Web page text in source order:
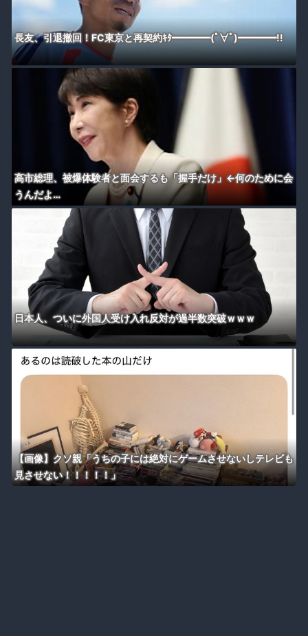
長友、引退撤回！FC東京と再契約ｷﾀ━━━━(ﾟ∀ﾟ)━━━━!!
高市総理、被爆体験者と面会するも「握手だけ」←何のために会
うんだよ…
日本人、ついに外国人受け入れ反対が過半数突破ｗｗｗ
【画像】クソ親「うちの子には絶対にゲームさせないしテレビも
見させない！！！！！」